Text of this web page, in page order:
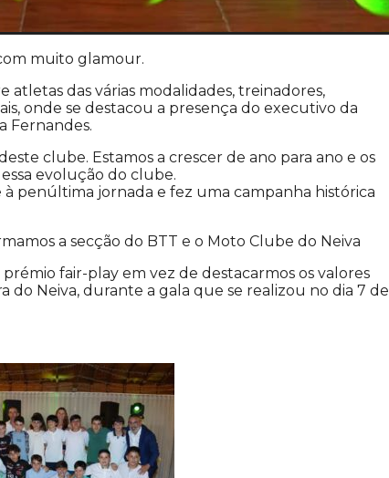
muito glamour.
atletas das várias modalidades, treinadores,
onde se destacou a presença do executivo da
Fernandes.
clube. Estamos a crescer de ano para ano e os
evolução do clube.
penúltima jornada e fez uma campanha histórica
a secção do BTT e o Moto Clube do Neiva
fair-play em vez de destacarmos os valores
do Neiva, durante a gala que se realizou no dia 7 de